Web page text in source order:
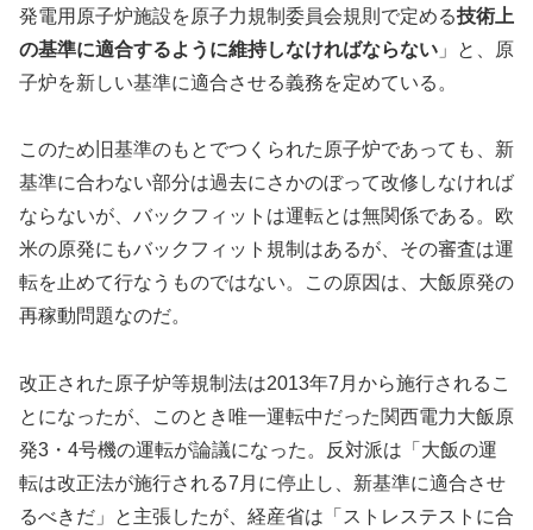
発電用原子炉施設を原子力規制委員会規則で定める技術上
の基準に適合するように維持しなければならない 」と、原
子炉を新しい基準に適合させる義務を定めている。
このため旧基準のもとでつくられた原子炉であっても、新
基準に合わない部分は過去にさかのぼって改修しなければ
ならないが、バックフィットは運転とは無関係である。欧
米の原発にもバックフィット規制はあるが、その審査は運
転を止めて行なうものではない。この原因は、大飯原発の
再稼動問題なのだ。
改正された原子炉等規制法は2013年7月から施行されるこ
とになったが、このとき唯一運転中だった関西電力大飯原
発3・4号機の運転が論議になった。反対派は「大飯の運
転は改正法が施行される7月に停止し、新基準に適合させ
るべきだ」と主張したが、経産省は「ストレステストに合